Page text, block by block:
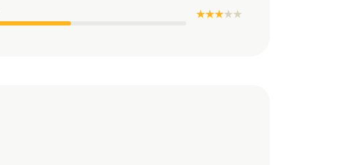
★ ★ ★★★